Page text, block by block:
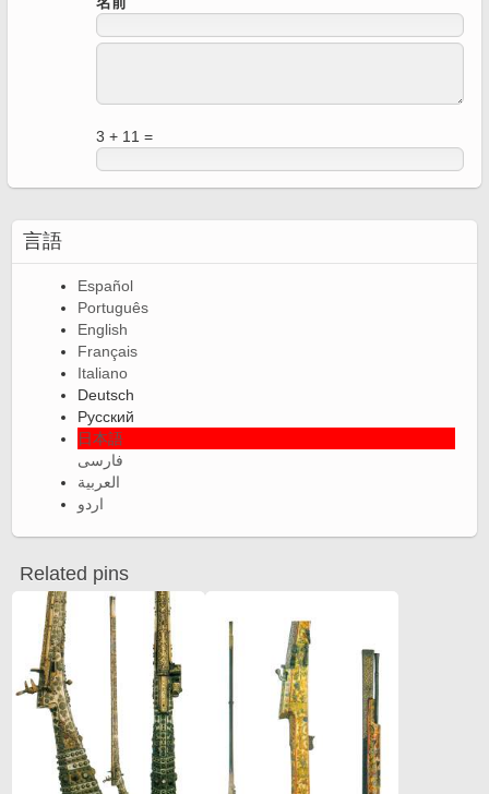
3 + 11 =
言語
Español
Português
English
Français
Italiano
Deutsch
Русский
日本語
فارسی
العربية
اردو
Related pins